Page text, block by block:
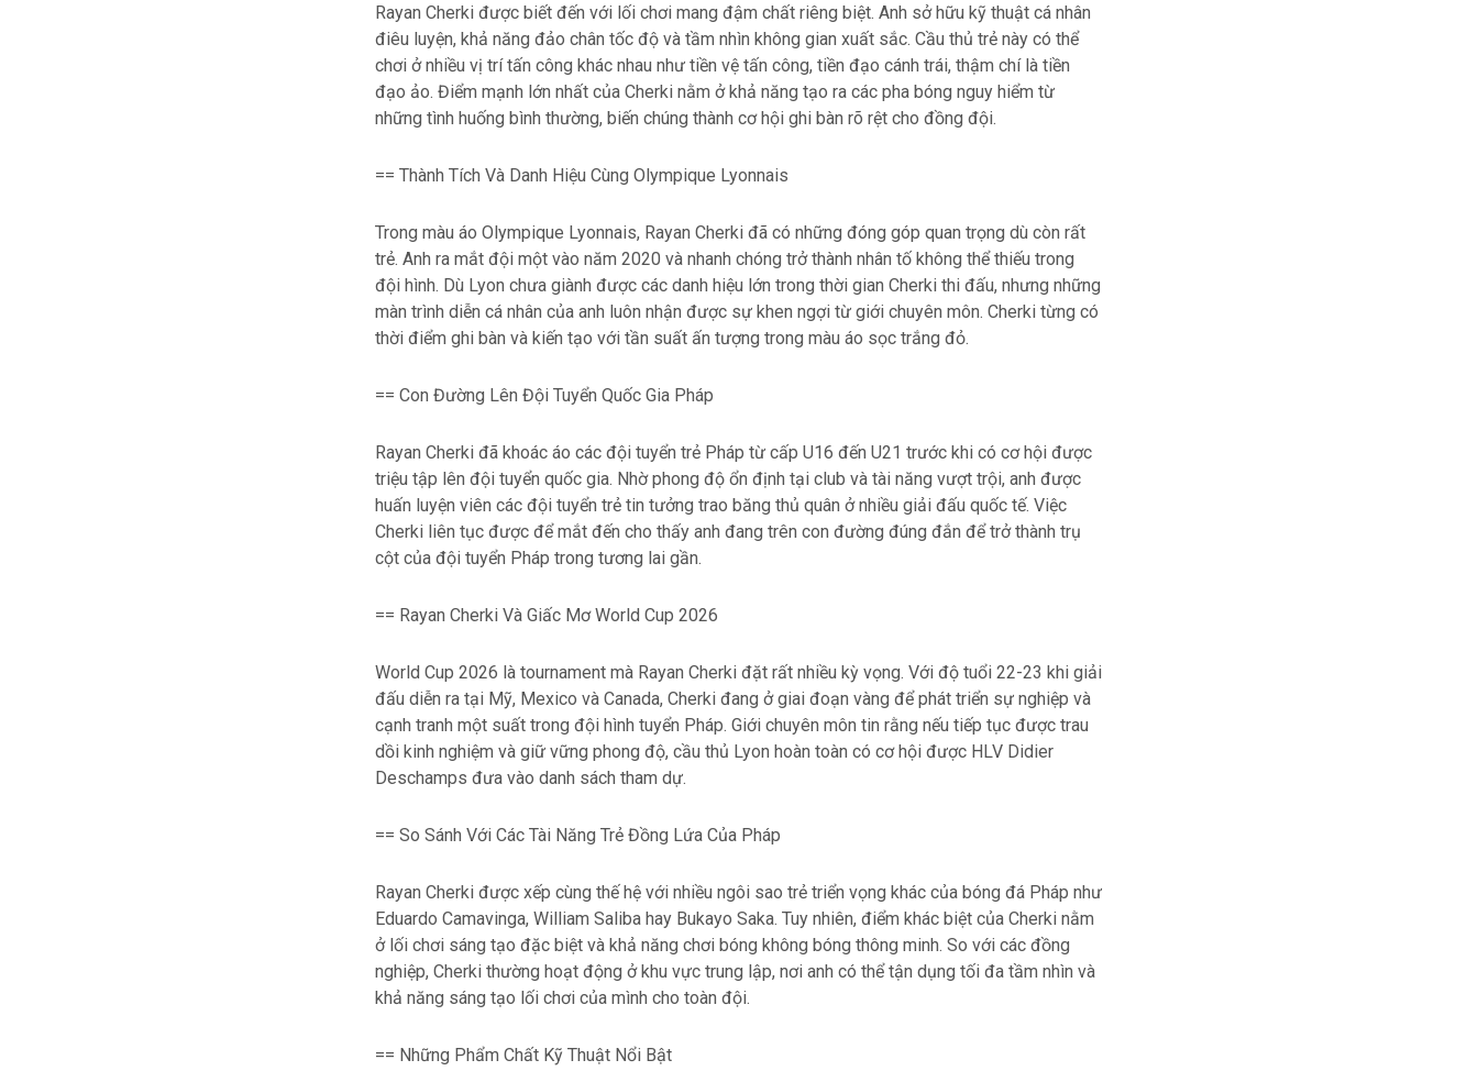
Rayan Cherki được biết đến với lối chơi mang đậm chất riêng biệt. Anh sở hữu kỹ thuật cá nhân
điêu luyện, khả năng đảo chân tốc độ và tầm nhìn không gian xuất sắc. Cầu thủ trẻ này có thể
chơi ở nhiều vị trí tấn công khác nhau như tiền vệ tấn công, tiền đạo cánh trái, thậm chí là tiền
đạo ảo. Điểm mạnh lớn nhất của Cherki nằm ở khả năng tạo ra các pha bóng nguy hiểm từ
những tình huống bình thường, biến chúng thành cơ hội ghi bàn rõ rệt cho đồng đội.
== Thành Tích Và Danh Hiệu Cùng Olympique Lyonnais
Trong màu áo Olympique Lyonnais, Rayan Cherki đã có những đóng góp quan trọng dù còn rất
trẻ. Anh ra mắt đội một vào năm 2020 và nhanh chóng trở thành nhân tố không thể thiếu trong
đội hình. Dù Lyon chưa giành được các danh hiệu lớn trong thời gian Cherki thi đấu, nhưng những
màn trình diễn cá nhân của anh luôn nhận được sự khen ngợi từ giới chuyên môn. Cherki từng có
thời điểm ghi bàn và kiến tạo với tần suất ấn tượng trong màu áo sọc trắng đỏ.
== Con Đường Lên Đội Tuyển Quốc Gia Pháp
Rayan Cherki đã khoác áo các đội tuyển trẻ Pháp từ cấp U16 đến U21 trước khi có cơ hội được
triệu tập lên đội tuyển quốc gia. Nhờ phong độ ổn định tại club và tài năng vượt trội, anh được
huấn luyện viên các đội tuyển trẻ tin tưởng trao băng thủ quân ở nhiều giải đấu quốc tế. Việc
Cherki liên tục được để mắt đến cho thấy anh đang trên con đường đúng đắn để trở thành trụ
cột của đội tuyển Pháp trong tương lai gần.
== Rayan Cherki Và Giấc Mơ World Cup 2026
World Cup 2026 là tournament mà Rayan Cherki đặt rất nhiều kỳ vọng. Với độ tuổi 22-23 khi giải
đấu diễn ra tại Mỹ, Mexico và Canada, Cherki đang ở giai đoạn vàng để phát triển sự nghiệp và
cạnh tranh một suất trong đội hình tuyển Pháp. Giới chuyên môn tin rằng nếu tiếp tục được trau
dồi kinh nghiệm và giữ vững phong độ, cầu thủ Lyon hoàn toàn có cơ hội được HLV Didier
Deschamps đưa vào danh sách tham dự.
== So Sánh Với Các Tài Năng Trẻ Đồng Lứa Của Pháp
Rayan Cherki được xếp cùng thế hệ với nhiều ngôi sao trẻ triển vọng khác của bóng đá Pháp như
Eduardo Camavinga, William Saliba hay Bukayo Saka. Tuy nhiên, điểm khác biệt của Cherki nằm
ở lối chơi sáng tạo đặc biệt và khả năng chơi bóng không bóng thông minh. So với các đồng
nghiệp, Cherki thường hoạt động ở khu vực trung lập, nơi anh có thể tận dụng tối đa tầm nhìn và
khả năng sáng tạo lối chơi của mình cho toàn đội.
== Những Phẩm Chất Kỹ Thuật Nổi Bật